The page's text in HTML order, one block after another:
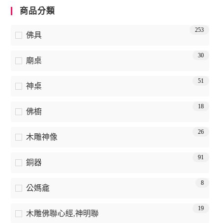
商品分類
佛具
253
廟桌
30
神桌
51
佛櫥
18
木雕神像
26
銅器
91
公媽龕
8
木雕佛聯心經,神明聯
19